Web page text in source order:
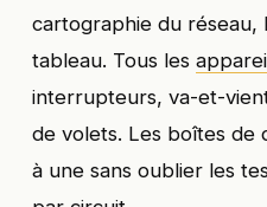
cartographie du réseau,
tableau. Tous les
interrupteurs, va-et-
de volets. Les boîtes de
à une sans oublier les